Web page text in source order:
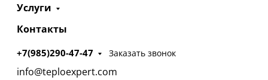
Услуги
Контакты
+7(985)290-47-47 Заказать звонок
info@teploexpert.com